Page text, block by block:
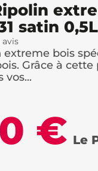
satin 0,5L
avis
extreme bois
Grâce à
vos...
€ Le